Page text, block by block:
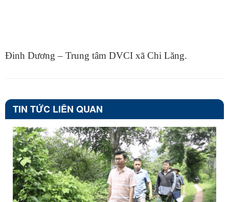
Đinh Dương – Trung tâm DVCI xã Chi Lăng.
TIN TỨC LIÊN QUAN